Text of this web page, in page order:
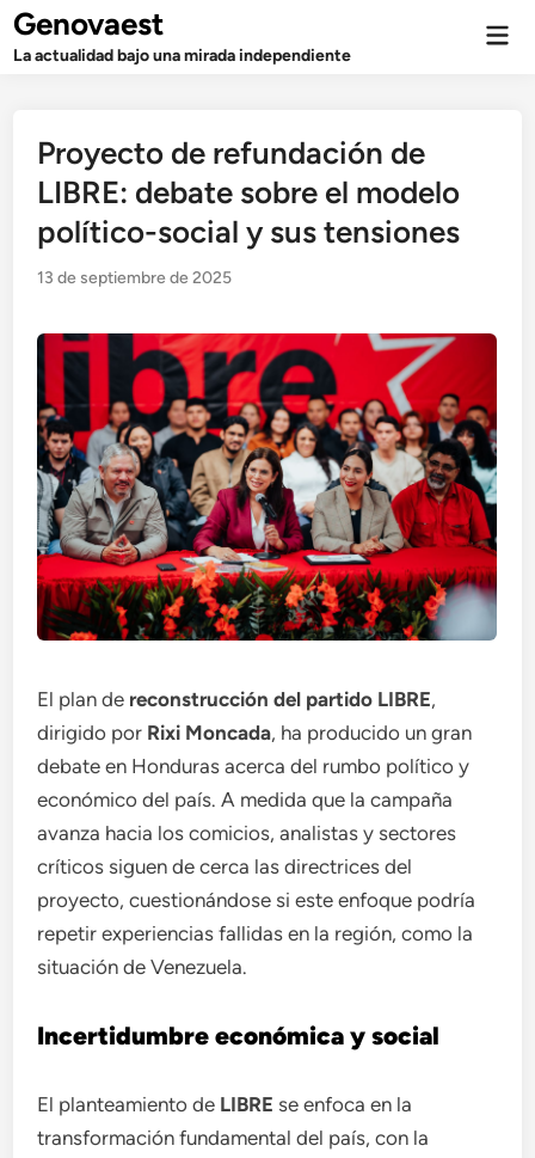
Saltar
contenido
Genovaest
La actualidad bajo una mirada independiente
Proyecto de refundación de
LIBRE: debate sobre el modelo
político-social y sus tensiones
13 de septiembre de 2025
El plan de reconstrucción del partido LIBRE,
dirigido por Rixi Moncada, ha producido un gran
debate en Honduras acerca del rumbo político y
económico del país. A medida que la campaña
avanza hacia los comicios, analistas y sectores
críticos siguen de cerca las directrices del
proyecto, cuestionándose si este enfoque podría
repetir experiencias fallidas en la región, como la
situación de Venezuela.
Incertidumbre económica y social
El planteamiento de LIBRE se enfoca en la
transformación fundamental del país, con la